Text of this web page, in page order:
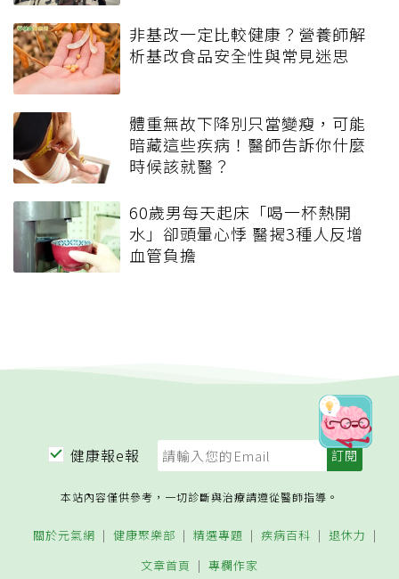
非基改一定比較健康？營養師解
析基改食品安全性與常見迷思
體重無故下降別只當變瘦，可能
暗藏這些疾病！醫師告訴你什麼
時候該就醫？
60歲男每天起床「喝一杯熱開
水」卻頭暈心悸 醫揭3種人反增
血管負擔
健康報e報
本站內容僅供參考，一切診斷與治療請遵從醫師指導。
關於元氣網 健康聚樂部 精選專題 疾病百科
退休力
文章首頁
專欄作家